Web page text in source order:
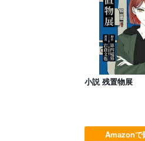
小説 残置物展
Amazonで